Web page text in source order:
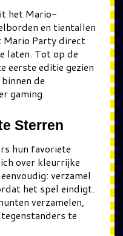
het Mario-
en tientallen
Mario Party direct
laten. Tot op de
eerste editie gezien
de
gaming.
Sterren
hun favoriete
over kleurrijke
verzamel
het spel eindigt.
verzamelen,
te